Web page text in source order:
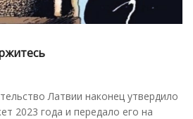
Латвии наконец утвердило
2023 года и передало его на